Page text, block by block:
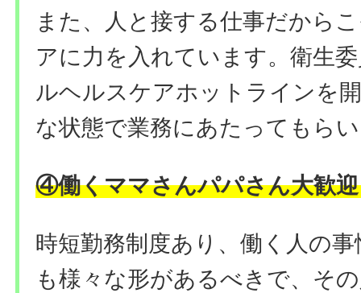
また、人と接する仕事だから
アに力を入れています。衛生
ルヘルスケアホットラインを
な状態で業務にあたってもら
④働くママさんパパさん大歓
時短勤務制度あり、働く人の
も様々な形があるべきで、そ